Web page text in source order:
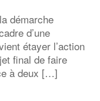
démarche
d’une
étayer l’action
final de faire
à deux […]